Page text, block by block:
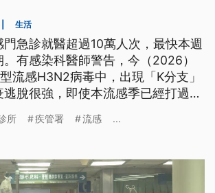
生活
門急診就醫超過10萬人次，最快本週
有感染科醫師警告，今（2026）
流感H3N2病毒中，出現「K分支」
脫很強，即使本流感季已經打過流
仍具交叉保護、預防重症的效果，建
就診上看14萬人次。
所 疾管署 流感 ...